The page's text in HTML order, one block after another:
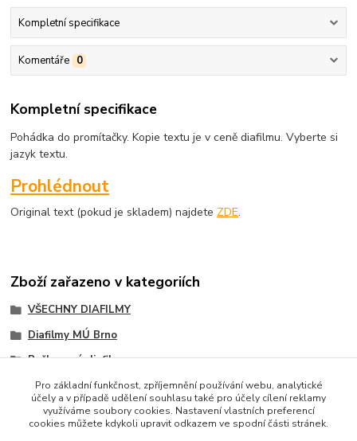
Kompletní specifikace
Komentáře 0
Kompletní specifikace
Pohádka do promítačky. Kopie textu je v ceně diafilmu. Vyberte si
jazyk textu.
Prohlédnout
Original text (pokud je skladem) najdete ZDE.
Zboží zařazeno v kategoriích
VŠECHNY DIAFILMY
Diafilmy MÚ Brno
Poškozené diafilmy
Pro základní funkčnost, zpříjemnění používání webu, analytické
účely a v případě udělení souhlasu také pro účely cílení reklamy
využíváme soubory cookies. Nastavení vlastních preferencí
cookies můžete kdykoli upravit odkazem ve spodní části stránek.